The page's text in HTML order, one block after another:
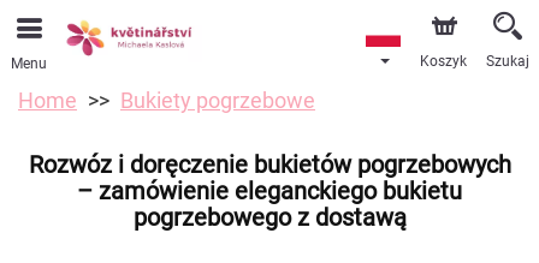
Menu Koszyk Szukaj
Home Bukiety pogrzebowe
Rozwóz i doręczenie bukietów pogrzebowych
– zamówienie eleganckiego bukietu
pogrzebowego z dostawą